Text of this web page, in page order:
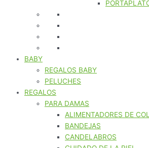
BABY
REGALOS BABY
PELUCHES
REGALOS
PARA DAMAS
ALIMENTADORES DE
BANDEJAS
CANDELABROS